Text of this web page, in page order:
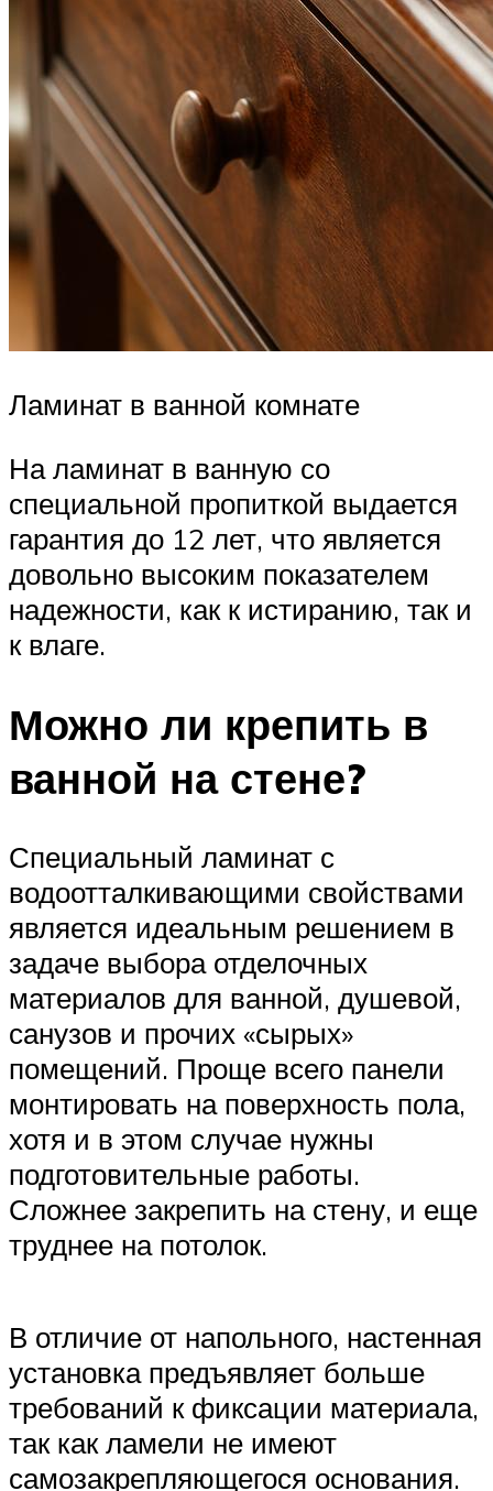
Ламинат в ванной комнате
На ламинат в ванную со
специальной пропиткой выдается
гарантия до 12 лет, что является
довольно высоким показателем
надежности, как к истиранию, так и
к влаге.
Можно ли крепить в
ванной на стене?
Специальный ламинат с
водоотталкивающими свойствами
является идеальным решением в
задаче выбора отделочных
материалов для ванной, душевой,
санузов и прочих «сырых»
помещений. Проще всего панели
монтировать на поверхность пола,
хотя и в этом случае нужны
подготовительные работы.
Сложнее закрепить на стену, и еще
труднее на потолок.
В отличие от напольного, настенная
установка предъявляет больше
требований к фиксации материала,
так как ламели не имеют
самозакрепляющегося основания.